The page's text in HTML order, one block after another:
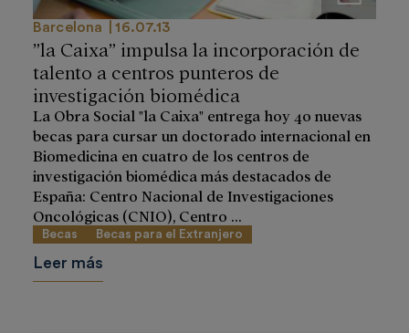
Barcelona 16.07.13
”la Caixa” impulsa la incorporación de
talento a centros punteros de
investigación biomédica
La Obra Social "la Caixa" entrega hoy 40 nuevas
becas para cursar un doctorado internacional en
Biomedicina en cuatro de los centros de
investigación biomédica más destacados de
España: Centro Nacional de Investigaciones
Oncológicas (CNIO), Centro ...
Becas Becas para el Extranjero
Leer más